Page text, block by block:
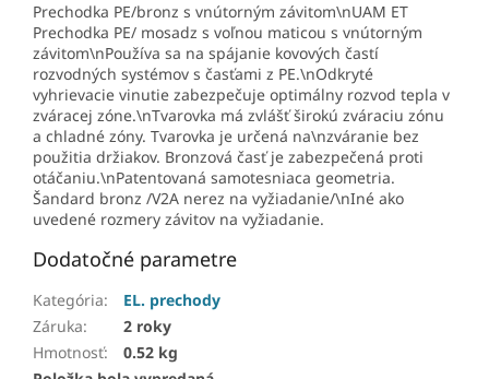
Prechodka PE/bronz s vnútorným závitom\nUAM ET
Prechodka PE/ mosadz s voľnou maticou s vnútorným
závitom\nPoužíva sa na spájanie kovových častí
rozvodných systémov s časťami z PE.\nOdkryté
vyhrievacie vinutie zabezpečuje optimálny rozvod tepla v
zváracej zóne.\nTvarovka má zvlášť širokú zváraciu zónu
a chladné zóny. Tvarovka je určená na\nzváranie bez
použitia držiakov. Bronzová časť je zabezpečená proti
otáčaniu.\nPatentovaná samotesniaca geometria.
Šandard bronz /V2A nerez na vyžiadanie/\nIné ako
uvedené rozmery závitov na vyžiadanie.
Dodatočné parametre
Kategória:
EL. prechody
Záruka:
2 roky
Hmotnosť:
0.52 kg